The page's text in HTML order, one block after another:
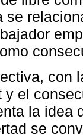
se
con
y el
la idea
se